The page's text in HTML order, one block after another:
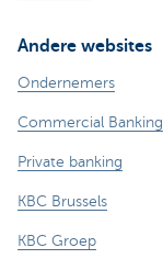
Andere websites
Ondernemers
Commercial Banking
Private banking
KBC Brussels
KBC Groep